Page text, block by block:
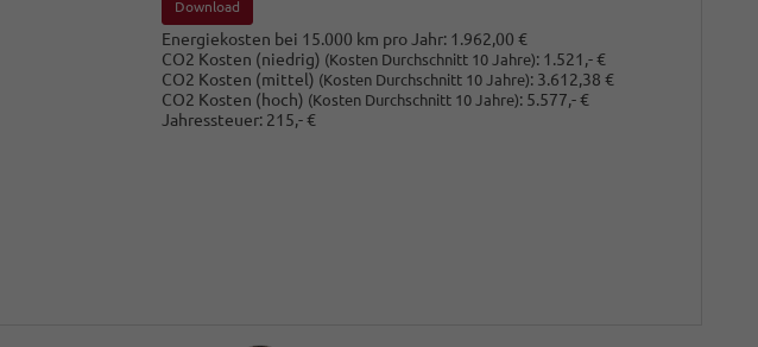
Download
Energiekosten bei 15.000 km pro Jahr: 1.962,00 €
CO2 Kosten (niedrig) (Kosten Durchschnitt 10 Jahre): 1.521,- €
CO2 Kosten (mittel) (Kosten Durchschnitt 10 Jahre): 3.612,38 €
CO2 Kosten (hoch) (Kosten Durchschnitt 10 Jahre): 5.577,- €
Jahressteuer: 215,- €